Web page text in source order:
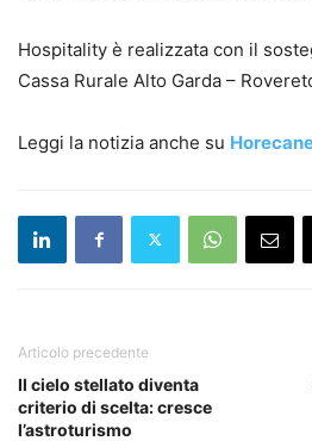
Hospitality è realizzata con il
Cassa Rurale Alto Garda –
Leggi la notizia anche su
Articolo precedente
Il cielo stellato diventa
criterio di scelta: cresce
l’astroturismo